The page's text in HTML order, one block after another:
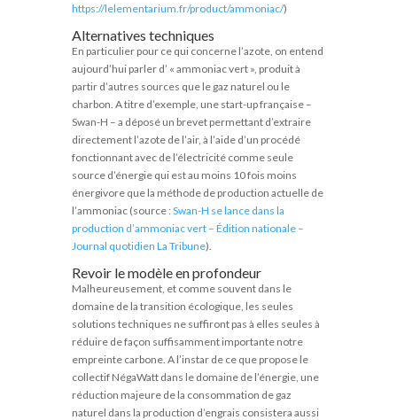
https://lelementarium.fr/product/ammoniac/)
Alternatives techniques
En particulier pour ce qui concerne l’azote, on entend
aujourd’hui parler d’ « ammoniac vert », produit à
partir d’autres sources que le gaz naturel ou le
charbon. A titre d’exemple, une start-up française –
Swan-H – a déposé un brevet permettant d’extraire
directement l’azote de l’air, à l’aide d’un procédé
fonctionnant avec de l’électricité comme seule
source d’énergie qui est au moins 10 fois moins
énergivore que la méthode de production actuelle de
l’ammoniac (source : Swan-H se lance dans la
production d’ammoniac vert – Édition nationale –
Journal quotidien La Tribune).
Revoir le modèle en profondeur
Malheureusement, et comme souvent dans le
domaine de la transition écologique, les seules
solutions techniques ne suffiront pas à elles seules à
réduire de façon suffisamment importante notre
empreinte carbone. A l’instar de ce que propose le
collectif NégaWatt dans le domaine de l’énergie, une
réduction majeure de la consommation de gaz
naturel dans la production d’engrais consistera aussi